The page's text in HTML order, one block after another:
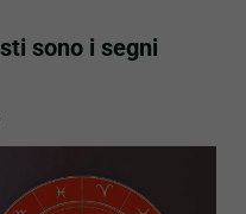
sono i segni